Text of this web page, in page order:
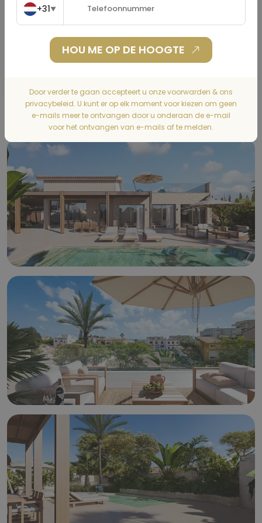
+31▼
HOU ME OP DE HOOGTE
Door verder te gaan accepteert u onze voorwarden & ons
privacybeleid. U kunt er op elk moment voor kiezen om geen
e-mails meer te ontvangen door u onderaan de e-mail
voor het ontvangen van e-mails af te melden.
BEREKENEN
Gallery